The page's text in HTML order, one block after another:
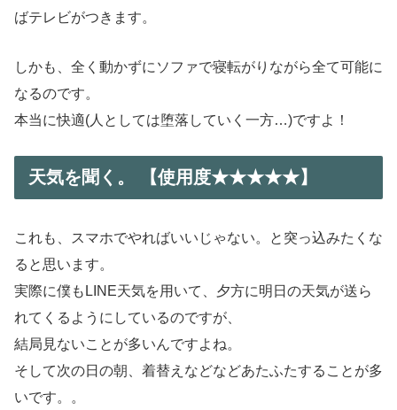
ばテレビがつきます。
しかも、全く動かずにソファで寝転がりながら全て可能に
なるのです。
本当に快適(人としては堕落していく一方…)ですよ！
天気を聞く。 【使用度★★★★★】
これも、スマホでやればいいじゃない。と突っ込みたくな
ると思います。
実際に僕もLINE天気を用いて、夕方に明日の天気が送ら
れてくるようにしているのですが、
結局見ないことが多いんですよね。
そして次の日の朝、着替えなどなどあたふたすることが多
いです。。